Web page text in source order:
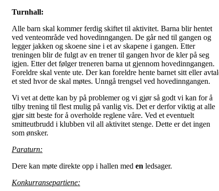
Turnhall:
Alle barn skal kommer ferdig skiftet til aktivitet. Barna blir hentet
ved venteområde ved hovedinngangen. De går ned til gangen og
legger jakken og skoene sine i et av skapene i gangen. Etter
treningen blir de fulgt av en trener til gangen hvor de kler på seg
igjen. Etter det følger treneren barna ut gjennom hovedinngangen.
Foreldre skal vente ute. Der kan foreldre hente barnet sitt eller
et sted hvor de skal møtes. Unngå trengsel ved hovedinngangen.
Vi vet at dette kan by på problemer og vi gjør så godt vi kan for å
tilby trening til flest mulig på vanlig vis. Det er derfor viktig at alle
gjør sitt beste for å overholde reglene våre. Ved et eventuelt
smitteutbrudd i klubben vil all aktivitet stenge. Dette er det ingen
som ønsker.
Paraturn:
Dere kan møte direkte opp i hallen med en ledsager.
Konkurransepartiene: